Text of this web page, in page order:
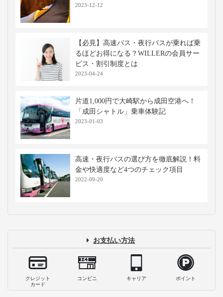
2023-12-12
【必見】高速バス・夜行バスが乗れば乗
るほどお得になる？WILLERの会員サー
ビス・割引制度とは
2023-04-24
片道1,000円で大崎駅から成田空港へ！
「成田シャトル」乗車体験記
2023-01-03
高速・夜行バスの選び方を徹底解説！料
金や快適度など4つのチェック項目
2022-09-20
お支払い方法
クレジット
カード
コンビニ キャリア ポイント